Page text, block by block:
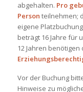
abgehalten. Pro
Person teilnehmen;
eigene
beträgt 16 Jahre für
12 Jahren benötigen
Vor der Buchung
Hinweise zu